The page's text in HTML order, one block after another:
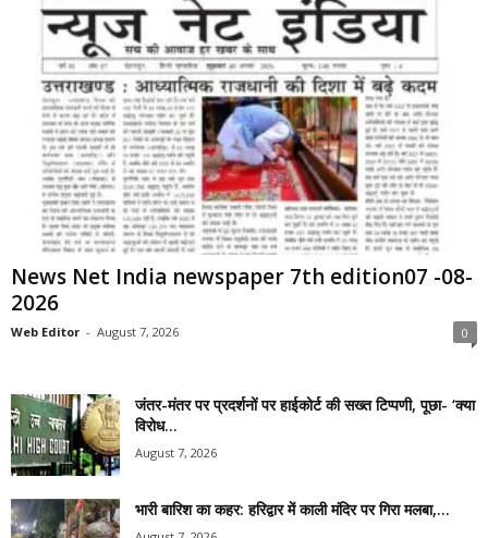
News Net India newspaper 7th edition07 -08-
2026
Web Editor - August 7, 2026 0
जंतर-मंतर पर प्रदर्शनों पर हाईकोर्ट की सख्त टिप्पणी, पूछा- ‘क्या
विरोध...
August 7, 2026
भारी बारिश का कहर: हरिद्वार में काली मंदिर पर गिरा मलबा,...